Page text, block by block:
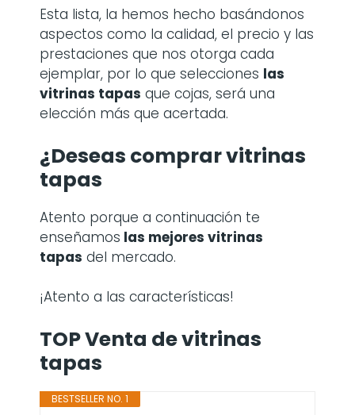
Esta lista, la hemos hecho basándonos
aspectos como la calidad, el precio y las
prestaciones que nos otorga cada
ejemplar, por lo que selecciones las
vitrinas tapas que cojas, será una
elección más que acertada.
¿Deseas comprar vitrinas
tapas
Atento porque a continuación te
enseñamos las mejores vitrinas
tapas del mercado.
¡Atento a las características!
TOP Venta de vitrinas
tapas
BESTSELLER NO. 1